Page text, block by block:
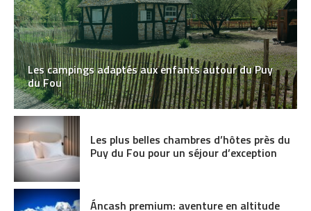
Les campings adaptés aux enfants autour du Puy
du Fou
Les plus belles chambres d’hôtes près du
Puy du Fou pour un séjour d’exception
Áncash premium: aventure en altitude